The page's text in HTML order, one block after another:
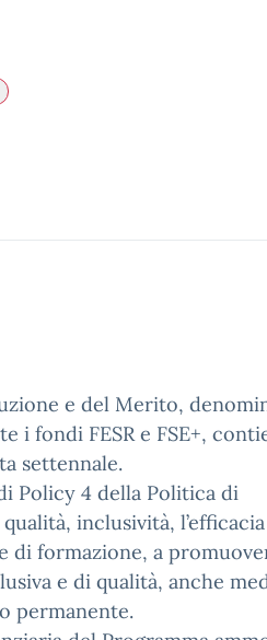
e del Merito,
i fondi FESR e FSE+,
settennale.
Policy 4 della Politica di
inclusività,
di formazione, a
e di qualità, anche
permanente.